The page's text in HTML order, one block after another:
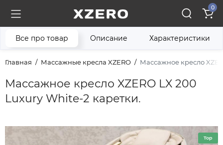
0
Главная Массажные кресла XZERO Массажное кресло
Массажное кресло XZERO LX 200
Luxury White-2 каретки.
Все про товар Описание Характеристики
Top